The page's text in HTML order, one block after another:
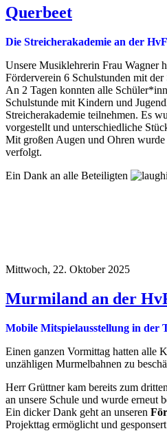
Querbeet
Die Streicherakademie an der HvF
Unsere Musiklehrerin Frau Wagner
Förderverein 6 Schulstunden mit
An 2 Tagen konnten alle
Schulstunde mit Kindern und
Streicherakademie teilnehmen. Es
vorgestellt und unterschiedliche
Mit großen Augen und Ohren
verfolgt.
Ein Dank an alle Beteiligten
Mittwoch, 22. Oktober 2025
Murmiland an der
Mobile Mitspielausstellung in der
Einen ganzen Vormittag hatten alle
unzähligen Murmelbahnen zu
Herr Grüttner kam bereits zum
an unsere Schule und wurde erneut
Ein dicker Dank geht an unseren
Projekttag ermöglicht und